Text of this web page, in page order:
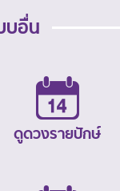
บอื่น
ดูดวงรายปักษ์